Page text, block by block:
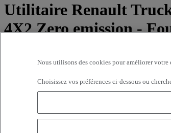
Utilitaire Renault
4X2 Zero emission -
Prix sur demande
64100 BAYONNE
Nous utilisons des cookies pour améliorer votre
Choisissez vos préférences ci-dessous ou